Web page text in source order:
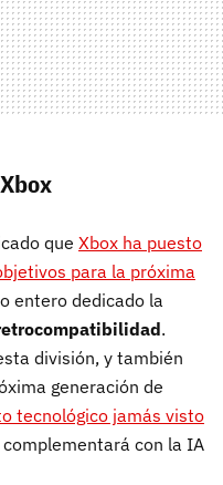
que Xbox ha puesto
para la próxima
entero dedicado la
.
división, y también
generación de
tecnológico jamás visto
complementará con la IA